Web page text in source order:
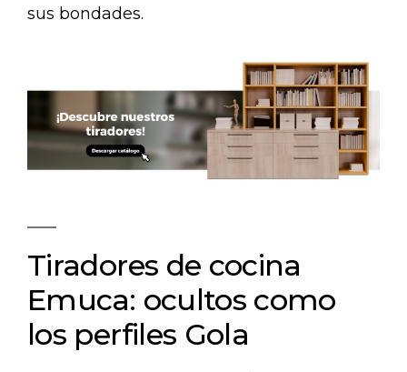
sus bondades.
Tiradores de cocina
Emuca: ocultos como
los perfiles Gola